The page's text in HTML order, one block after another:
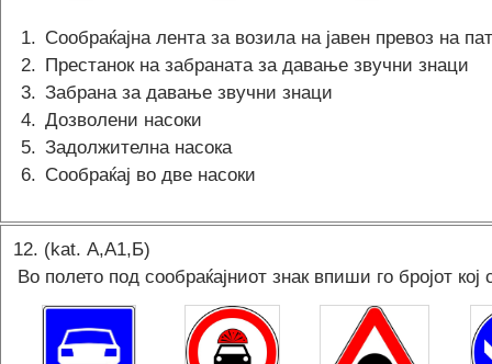
1. Сообраќајна лента за возила на јавен превоз на
2. Престанок на забраната за давање звучни знаци
3. Забрана за давање звучни знаци
4. Дозволени насоки
5. Задолжителна насока
6. Сообраќај во две насоки
12. (kat. А,A1,Б)
Во полето под сообраќајниот знак впиши го бројот